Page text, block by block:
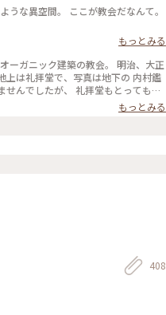
もっとみる
ーガニック建築の教会。 明治、大正
上は礼拝堂で、写真は地下の 内村鑑
んでしたが、 礼拝堂もとっても素
手によるもので、 石は男性で、ガラ
的でした🌿 #石の教会 #内村鑑三記
もっとみる
408